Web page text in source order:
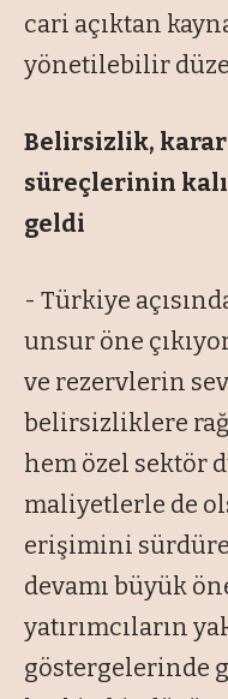
cari açıktan
yönetilebilir
Belirsizlik,
süreçlerinin
geldi
- Türkiye
unsur öne
ve rezervlerin
belirsizliklere
hem özel sektör
maliyetlerle de
erişimini
devamı büyük
yatırımcıların
göstergelerinde